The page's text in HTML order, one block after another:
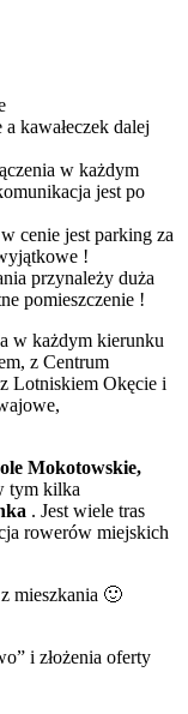
kawałeczek dalej
w każdym
jest po
cenie jest parking za
!
przynależy duża
pomieszczenie !
w każdym kierunku
z Centrum
Lotniskiem Okęcie i
Mokotowskie,
tym kilka
. Jest wiele tras
rowerów miejskich
mieszkania 🙂
i złożenia oferty